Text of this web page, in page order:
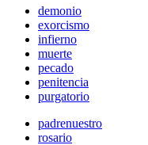
demonio
exorcismo
infierno
muerte
pecado
penitencia
purgatorio
padrenuestro
rosario